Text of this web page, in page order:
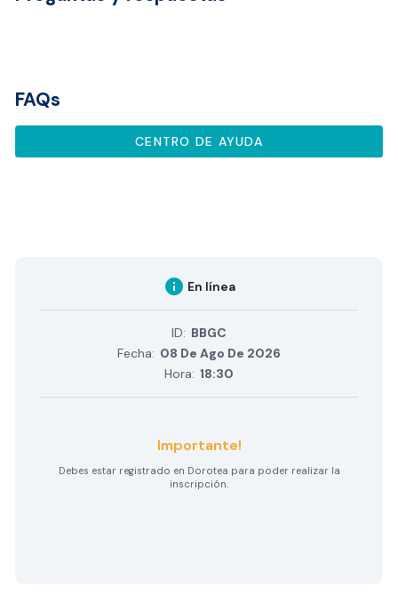
FAQs
CENTRO DE AYUDA
info En línea
ID: BBGC
Fecha: 08 De Ago De 2026
Hora: 18:30
Importante!
Debes estar registrado en Dorotea para poder realizar la
inscripción.